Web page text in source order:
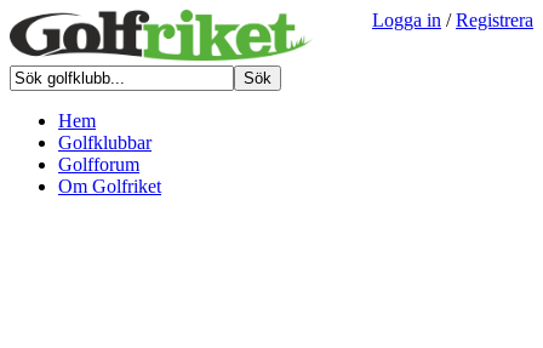
Logga in /Registrera
Hem
Golfklubbar
Golfforum
Om Golfriket